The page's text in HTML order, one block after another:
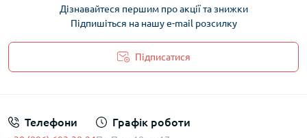
Дізнавайтеся першим про акції та знижки
Підпишіться на нашу e-mail розсилку
Підписатися
Телефони Графік роботи